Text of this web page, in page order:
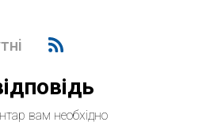
вам необхідно